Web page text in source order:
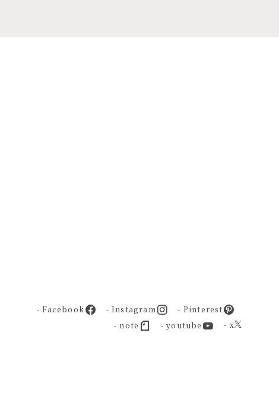
- Facebook - Instagram
- Pinterest
- note
- youtube - x